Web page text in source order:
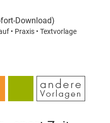
Download)
• Praxis • Textvorlage